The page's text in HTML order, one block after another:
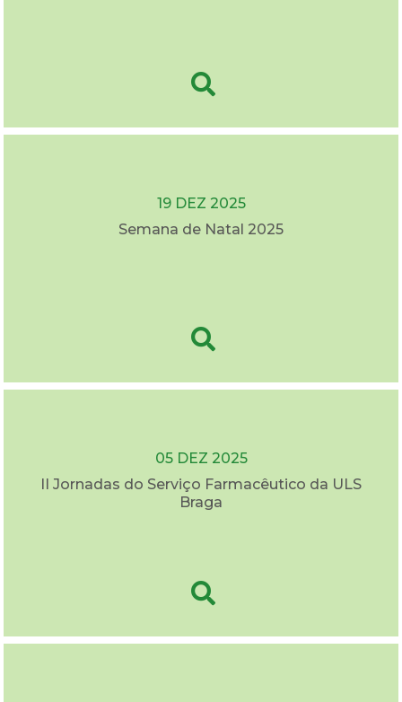
19 DEZ 2025
Semana de Natal 2025
05 DEZ 2025
II Jornadas do Serviço Farmacêutico da ULS
Braga